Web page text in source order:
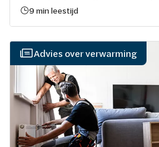
9 min leestijd
Advies over verwarming